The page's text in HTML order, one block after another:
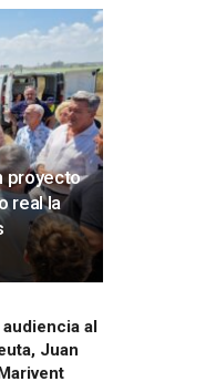
proyecto
real la
al
Juan